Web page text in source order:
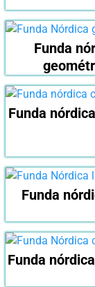
Funda
Funda
Funda
Funda